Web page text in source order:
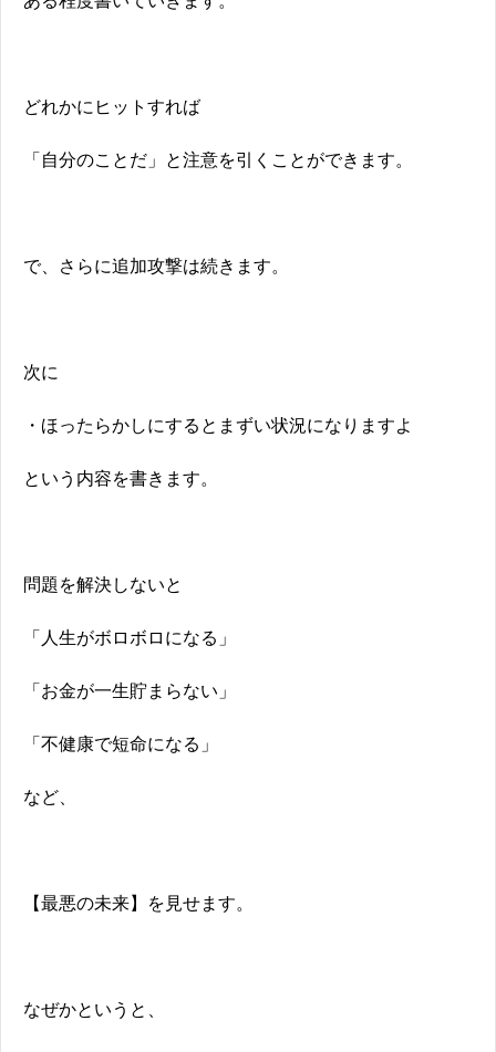
どれかにヒットすれば
「自分のことだ」と注意を引くことができます。
で、さらに追加攻撃は続きます。
次に
・ほったらかしにするとまずい状況になりますよ
という内容を書きます。
問題を解決しないと
「人生がボロボロになる」
「お金が一生貯まらない」
「不健康で短命になる」
など、
【最悪の未来】を見せます。
なぜかというと、